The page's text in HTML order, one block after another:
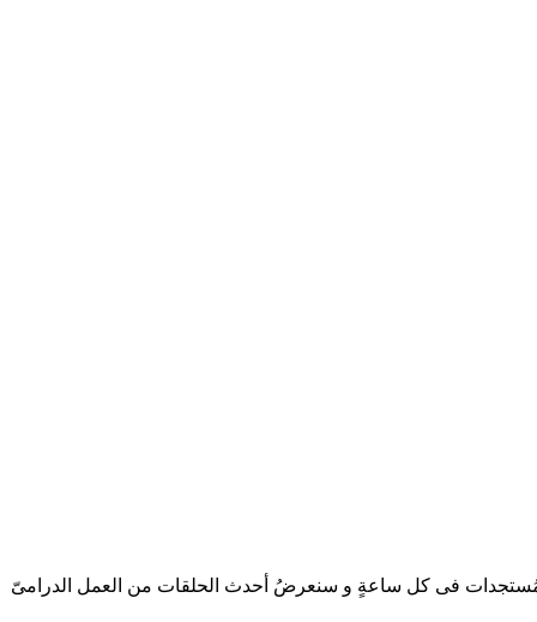
للغةِ العربيةِ. كما يتم تحديثُ موقعنا بأحدث المُستجدات فى كل ساعةٍ و سنعرضُ أحدث الحلقات من العمل الدرامىّ